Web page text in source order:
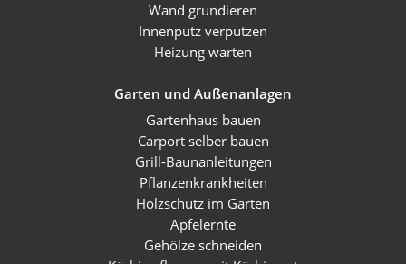
Wand grundieren
Innenputz verputzen
Heizung warten
Garten und Außenanlagen
Gartenhaus bauen
Carport selber bauen
Grill-Baunanleitungen
Pflanzenkrankheiten
Holzschutz im Garten
Apfelernte
Gehölze schneiden